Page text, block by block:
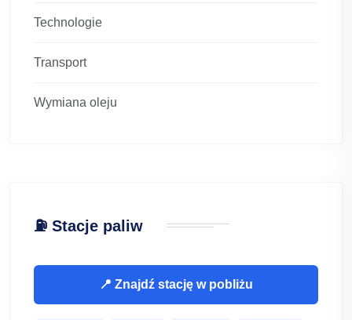
Technologie
Transport
Wymiana oleju
⛽ Stacje paliw
📍 Znajdź stację w pobliżu